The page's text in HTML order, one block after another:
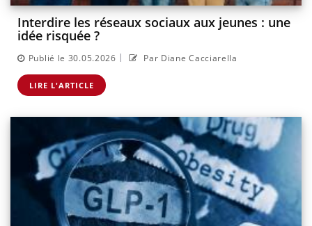
Interdire les réseaux sociaux aux jeunes : une
idée risquée ?
Publié le 30.05.2026 | Par Diane Cacciarella
LIRE L'ARTICLE